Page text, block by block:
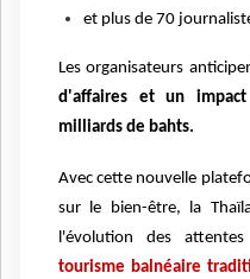
et plus de 70
Les organisateurs
d'affaires et un
milliards de bahts.
Avec cette nouvelle
sur le bien-être, la
l'évolution des attentes
tourisme balnéaire